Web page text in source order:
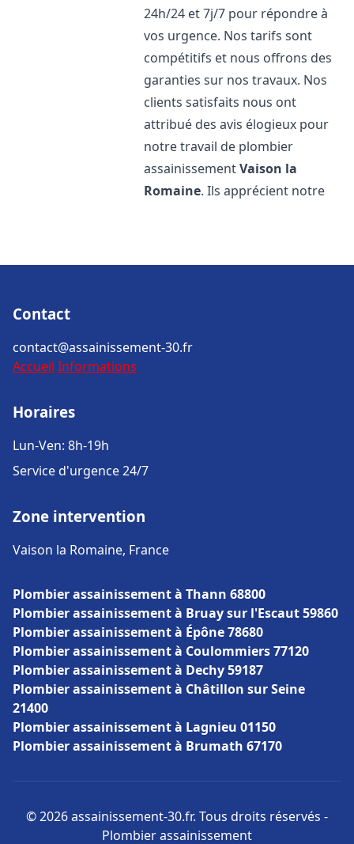
24h/24 et 7j/7 pour répondre à
vos urgence. Nos tarifs sont
compétitifs et nous offrons des
garanties sur nos travaux. Nos
clients satisfaits nous ont
attribué des avis élogieux pour
notre travail de plombier
assainissementVaison la
Romaine. Ils apprécient notre
Contact
contact@assainissement-30.fr
Accueil Informations
Horaires
Lun-Ven: 8h-19h
Service d'urgence 24/7
Zone intervention
Vaison la Romaine, France
Plombier assainissement à Thann 68800
Plombier assainissement à Bruay sur l'Escaut 59860
Plombier assainissement à Épône 78680
Plombier assainissement à Coulommiers 77120
Plombier assainissement à Dechy 59187
Plombier assainissement à Châtillon sur Seine
21400
Plombier assainissement à Lagnieu 01150
Plombier assainissement à Brumath 67170
© 2026 assainissement-30.fr. Tous droits réservés -
Plombier assainissement